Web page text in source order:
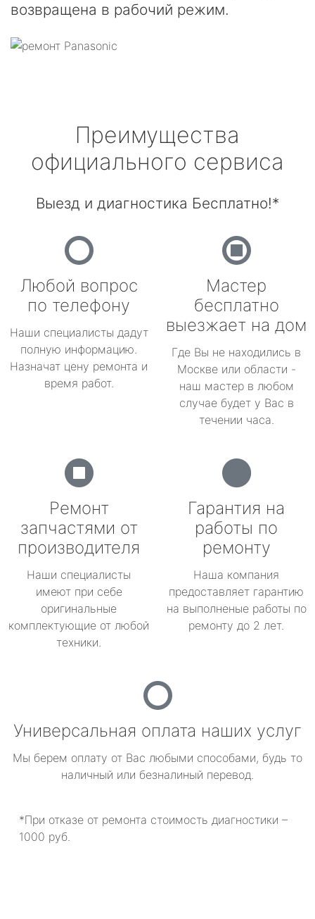
возвращена в рабочий режим.
Преимущества
официального сервиса
Выезд и диагностика Бесплатно!*
Любой вопрос
по телефону
Наши специалисты дадут
полную информацию.
Назначат цену ремонта и
время работ.
Мастер
бесплатно
выезжает на дом
Где Вы не находились в
Москве или области -
наш мастер в любом
случае будет у Вас в
течении часа.
Ремонт
запчастями от
производителя
Наши специалисты
имеют при себе
оригинальные
комплектующие от любой
техники.
Гарантия на
работы по
ремонту
Наша компания
предоставляет гарантию
на выполненые работы по
ремонту до 2 лет.
Универсальная оплата наших услуг
Мы берем оплату от Вас любыми способами, будь то
наличный или безналиный перевод.
*При отказе от ремонта стоимость диагностики –
1000 руб.